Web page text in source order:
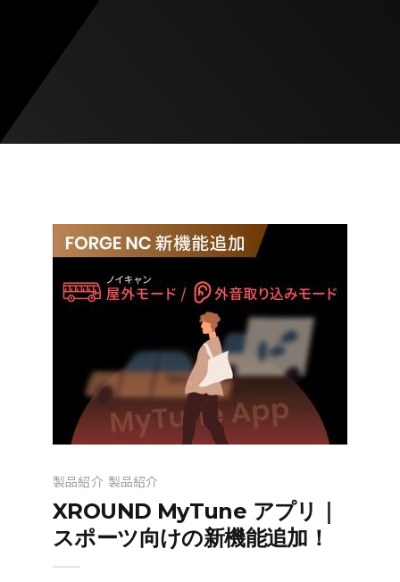
製品紹介 製品紹介
XROUND MyTune アプリ｜
スポーツ向けの新機能追加！